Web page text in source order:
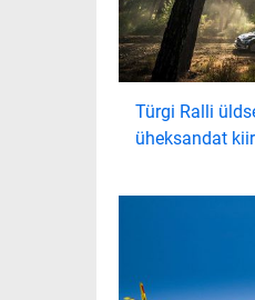
Türgi Ralli
üheksandat